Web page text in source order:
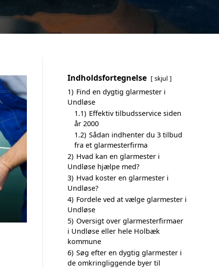
Indholdsfortegnelse skjul
1) Find en dygtig glarmester i
Undløse
1.1) Effektiv tilbudsservice siden
år 2000
1.2) Sådan indhenter du 3 tilbud
fra et glarmesterfirma
2) Hvad kan en glarmester i
Undløse hjælpe med?
3) Hvad koster en glarmester i
Undløse?
4) Fordele ved at vælge glarmester i
Undløse
5) Oversigt over glarmesterfirmaer
i Undløse eller hele Holbæk
kommune
6) Søg efter en dygtig glarmester i
de omkringliggende byer til